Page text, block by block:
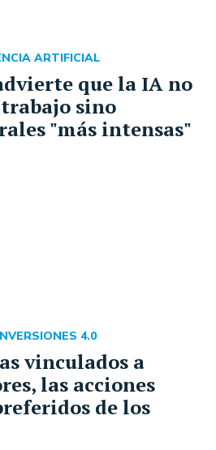
que la IA no
sino
"más intensas"
ARTIFICIAL
vinculados a
las acciones
de los
4.0